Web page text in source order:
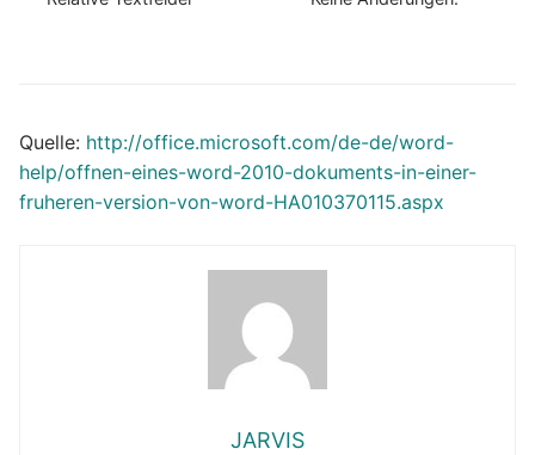
Quelle: http://office.microsoft.com/de-de/word-
help/offnen-eines-word-2010-dokuments-in-einer-
fruheren-version-von-word-HA010370115.aspx
JARVIS